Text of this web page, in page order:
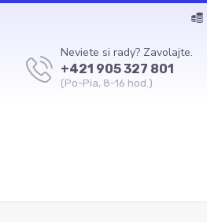
Neviete si rady? Zavolajte.
+421 905 327 801
(Po-Pia, 8-16 hod.)